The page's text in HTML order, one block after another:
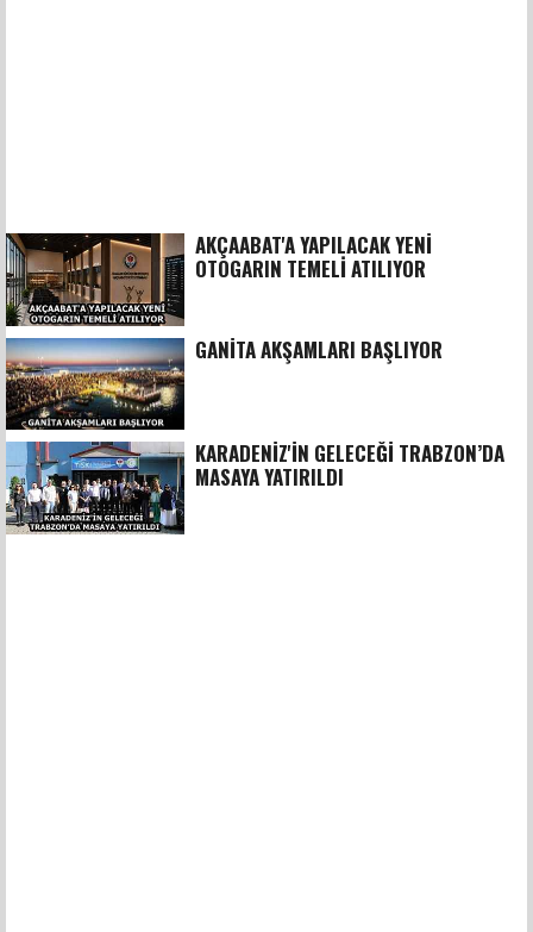
AKÇAABAT'A YAPILACAK YENİ
OTOGARIN TEMELİ ATILIYOR
GANİTA AKŞAMLARI BAŞLIYOR
KARADENİZ'İN GELECEĞİ TRABZON’DA
MASAYA YATIRILDI